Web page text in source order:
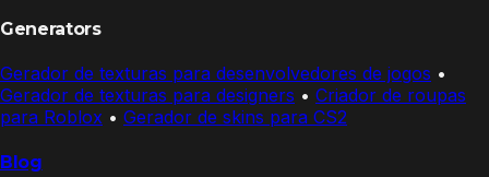
Generators
Gerador de texturas para desenvolvedores de jogos •
Gerador de texturas para designers • Criador de roupas
para Roblox • Gerador de skins para CS2
Blog